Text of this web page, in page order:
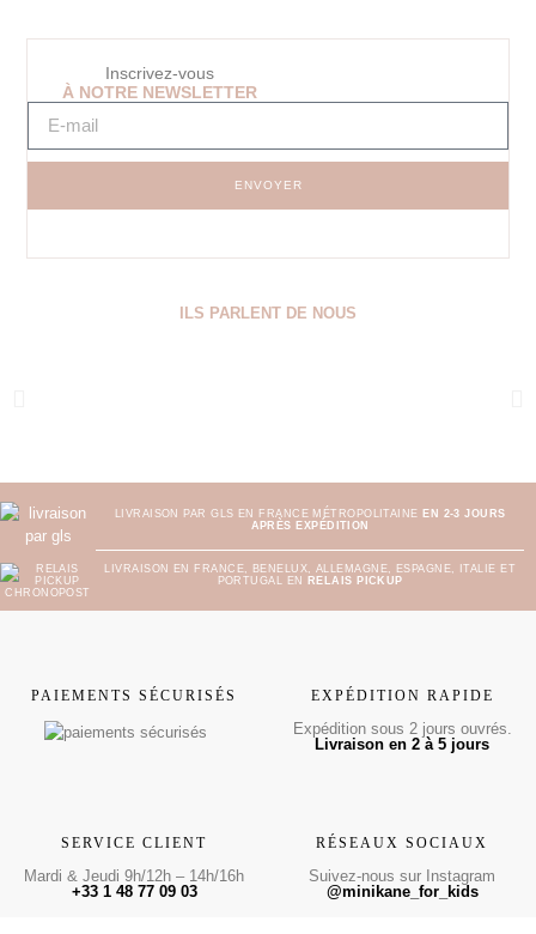
Inscrivez-vous
À NOTRE NEWSLETTER
ENVOYER
ILS PARLENT DE NOUS
LIVRAISON PAR GLS EN FRANCE MÉTROPOLITAINE EN 2-3 JOURS
APRÈS EXPÉDITION
LIVRAISON EN FRANCE, BENELUX, ALLEMAGNE, ESPAGNE, ITALIE ET
PORTUGAL EN
RELAIS PICKUP
PAIEMENTS SÉCURISÉS EXPÉDITION RAPIDE
Expédition sous 2 jours ouvrés.
Livraison en 2 à 5 jours
SERVICE CLIENT
Mardi & Jeudi 9h/12h – 14h/16h
+33 1 48 77 09 03
RÉSEAUX SOCIAUX
Suivez-nous sur Instagram
@minikane_for_kids